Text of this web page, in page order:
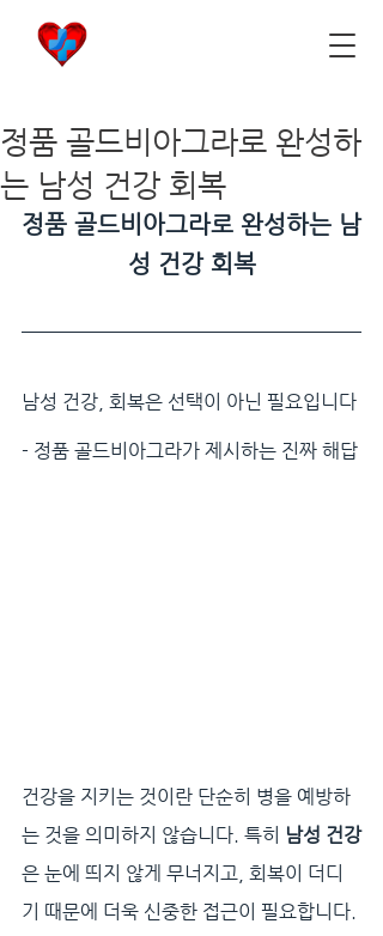
정품 골드비아그라로 완성하
는 남성 건강 회복
정품 골드비아그라로 완성하는 남
성 건강 회복
남성 건강, 회복은 선택이 아닌 필요입니다
- 정품 골드비아그라가 제시하는 진짜 해답
건강을 지키는 것이란 단순히 병을 예방하
는 것을 의미하지 않습니다. 특히 남성 건강
은 눈에 띄지 않게 무너지고, 회복이 더디
기 때문에 더욱 신중한 접근이 필요합니다.